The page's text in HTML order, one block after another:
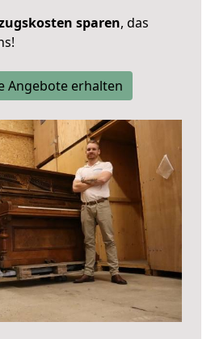
sparen, das
Angebote erhalten